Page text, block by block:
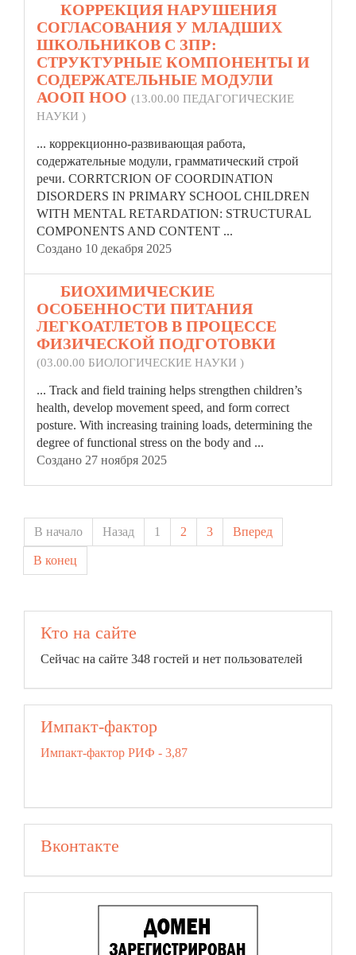
КОРРЕКЦИЯ НАРУШЕНИЯ
СОГЛАСОВАНИЯ У МЛАДШИХ
ШКОЛЬНИКОВ С ЗПР:
СТРУКТУРНЫЕ КОМПОНЕНТЫ И
СОДЕРЖАТЕЛЬНЫЕ МОДУЛИ
АООП НОО (13.00.00 ПЕДАГОГИЧЕСКИЕ
НАУКИ )
... коррекционно-развивающая работа,
содержательные модули, грамматический строй
речи. CORRTCRION OF COORDINATION
DISORDERS IN PRIMARY SCHOOL CHILDREN
WITH MENTAL RETARDATION: STRUCTURAL
COMPONENTS AND CONTENT ...
Создано 10 декабря 2025
БИОХИМИЧЕСКИЕ
ОСОБЕННОСТИ ПИТАНИЯ
ЛЕГКОАТЛЕТОВ В ПРОЦЕССЕ
ФИЗИЧЕСКОЙ ПОДГОТОВКИ
(03.00.00 БИОЛОГИЧЕСКИЕ НАУКИ )
... Track and field training helps strengthen children’s
health, develop movement speed, and form correct
posture. With increasing training loads, determining the
degree of functional stress on the body and ...
Создано 27 ноября 2025
В начало Назад 1 2 3 Вперед
В конец
Кто на сайте
Сейчас на сайте 348 гостей и нет пользователей
Импакт-фактор
Импакт-фактор РИФ - 3,87
Вконтакте